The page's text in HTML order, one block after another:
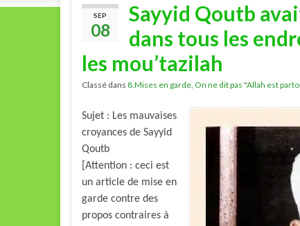
SEP
08
Sayyid Qoutb
dans tous les
les mou’tazilah
Classé dans 8.Mises en garde, On ne dit pas "Allah est
Sujet : Les mauvaises
croyances de Sayyid
Qoutb
[Attention : ceci est
un article de mise en
garde contre des
propos contraires à